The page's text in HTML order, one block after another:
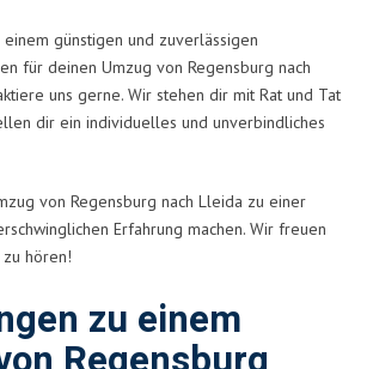
einem günstigen und zuverlässigen
für deinen Umzug von Regensburg nach
uns gerne. Wir stehen dir mit Rat und Tat
dir ein individuelles und unverbindliches
von Regensburg nach Lleida zu einer
Erfahrung machen. Wir freuen
hören!
zu einem